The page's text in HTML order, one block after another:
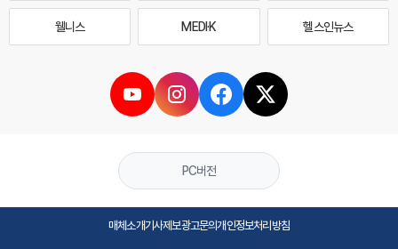
웰니스 MEDI·K 헬스인뉴스
PC버전
매체소개기사제보광고문의개인정보처리방침